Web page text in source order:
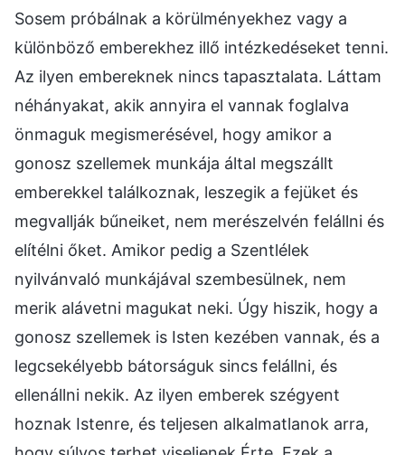
Sosem próbálnak a körülményekhez vagy a
különböző emberekhez illő intézkedéseket tenni.
Az ilyen embereknek nincs tapasztalata. Láttam
néhányakat, akik annyira el vannak foglalva
önmaguk megismerésével, hogy amikor a
gonosz szellemek munkája által megszállt
emberekkel találkoznak, leszegik a fejüket és
megvallják bűneiket, nem merészelvén felállni és
elítélni őket. Amikor pedig a Szentlélek
nyilvánvaló munkájával szembesülnek, nem
merik alávetni magukat neki. Úgy hiszik, hogy a
gonosz szellemek is Isten kezében vannak, és a
legcsekélyebb bátorságuk sincs felállni, és
ellenállni nekik. Az ilyen emberek szégyent
hoznak Istenre, és teljesen alkalmatlanok arra,